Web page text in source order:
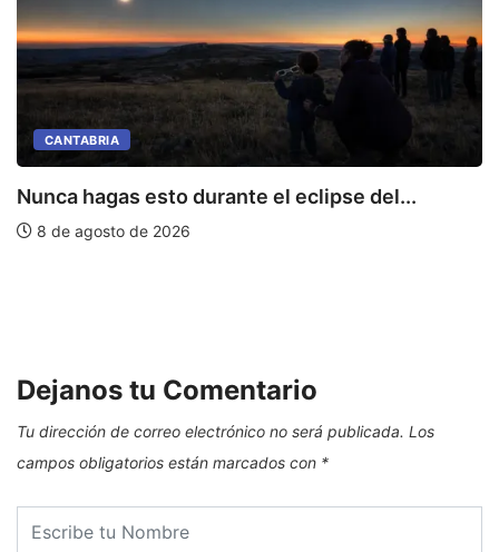
CANTABRIA
Nunca hagas esto durante el eclipse del...
8 de agosto de 2026
Dejanos tu Comentario
Tu dirección de correo electrónico no será publicada. Los
campos obligatorios están marcados con *